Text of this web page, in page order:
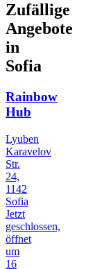
Zufällige
Angebote
in
Sofia
Rainbow
Hub
Lyuben
Karavelov
Str.
24,
1142
Sofia
Jetzt
geschlossen,
öffnet
um
16